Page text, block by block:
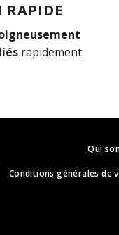
RAPIDE
rapidement.
Qui
Conditions générales de